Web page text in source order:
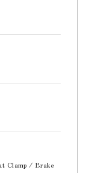
Clamp / Brake